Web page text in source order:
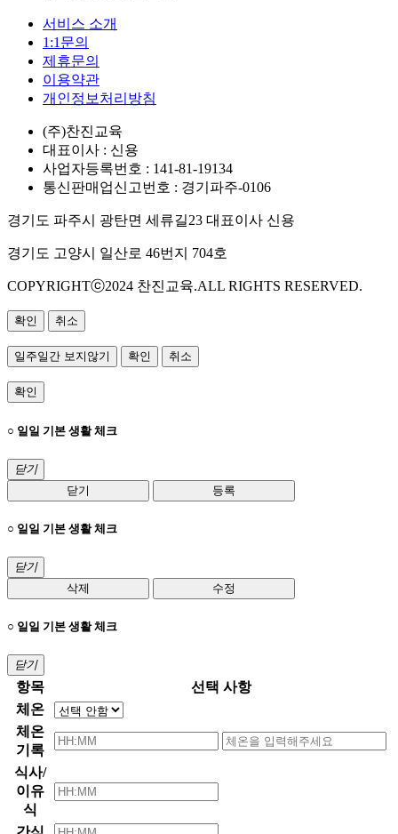
서비스 소개
1:1문의
제휴문의
이용약관
개인정보처리방침
(주)찬진교육
대표이사 : 신용
사업자등록번호 : 141-81-19134
통신판매업신고번호 : 경기파주-0106
경기도 파주시 광탄면 세류길23 대표이사 신용
경기도 고양시 일산로 46번지 704호
COPYRIGHTⓒ2024 찬진교육.ALL RIGHTS RESERVED.
확인 취소
일주일간 보지않기 확인 취소
확인
○ 일일 기본 생활 체크
닫기
닫기
등록
○ 일일 기본 생활 체크
닫기
삭제
수정
○ 일일 기본 생활 체크
닫기
항목
선택 사항
체온
체온
기록
식사/
이유
식